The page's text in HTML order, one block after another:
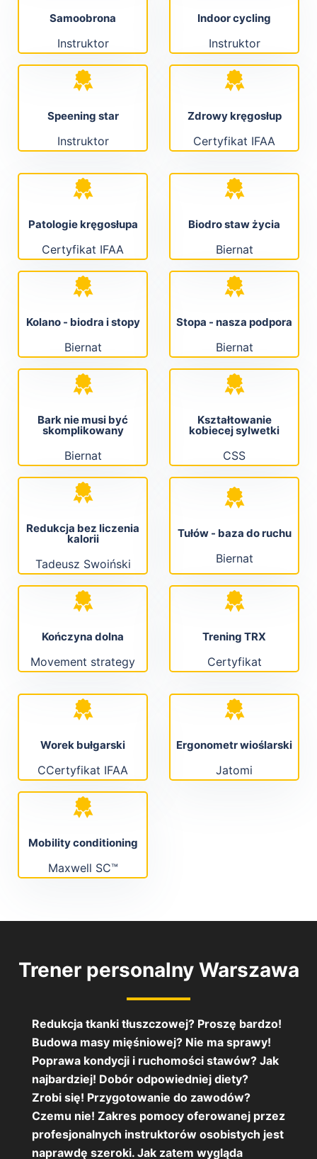
Samoobrona
Instruktor
Indoor cycling
Instruktor
Speening star
Instruktor
Zdrowy kręgosłup
Certyfikat IFAA
Patologie kręgosłupa
Certyfikat IFAA
Biodro staw życia
Biernat
Kolano - biodra i stopy
Biernat
Stopa - nasza podpora
Biernat
Bark nie musi być
skomplikowany
Biernat
Kształtowanie
kobiecej sylwetki
CSS
Redukcja bez liczenia
kalorii
Tadeusz Swoiński
Tułów - baza do ruchu
Biernat
Kończyna dolna
Movement strategy
Trening TRX
Certyfikat
Worek bułgarski
CCertyfikat IFAA
Ergonometr wioślarski
Jatomi
Mobility conditioning
Maxwell SC™
Trener personalny Warszawa
Redukcja tkanki tłuszczowej? Proszę bardzo!
Budowa masy mięśniowej? Nie ma sprawy!
Poprawa kondycji i ruchomości stawów? Jak
najbardziej! Dobór odpowiedniej diety?
Zrobi się! Przygotowanie do zawodów?
Czemu nie! Zakres pomocy oferowanej przez
profesjonalnych instruktorów osobistych jest
naprawdę szeroki. Jak zatem wygląda